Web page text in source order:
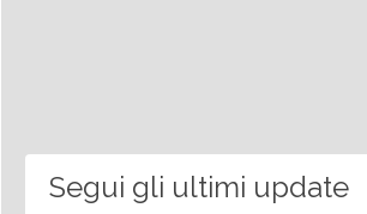
Segui gli ultimi update